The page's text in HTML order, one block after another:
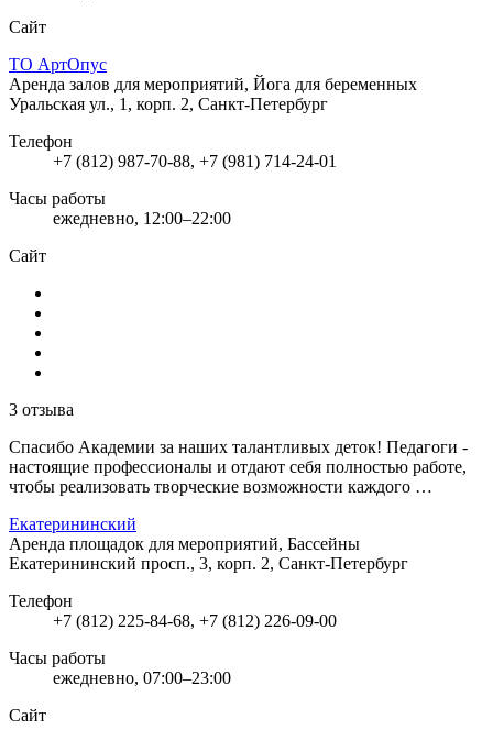
Сайт
ТО АртОпус
Аренда залов для мероприятий, Йога для беременных
Уральская ул., 1, корп. 2, Санкт-Петербург
Телефон
+7 (812) 987-70-88, +7 (981) 714-24-01
Часы работы
ежедневно, 12:00–22:00
Сайт
3 отзыва
Спасибо Академии за наших талантливых деток! Педагоги -
настоящие профессионалы и отдают себя полностью работе,
чтобы реализовать творческие возможности каждого …
Екатерининский
Аренда площадок для мероприятий, Бассейны
Екатерининский просп., 3, корп. 2, Санкт-Петербург
Телефон
+7 (812) 225-84-68, +7 (812) 226-09-00
Часы работы
ежедневно, 07:00–23:00
Сайт